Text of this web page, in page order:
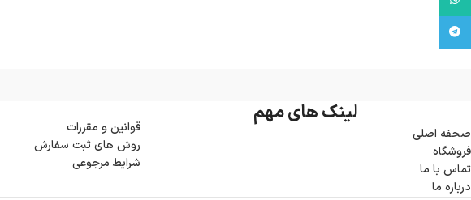
لینک های مهم
صحفه اصلی
فروشگاه
تماس با ما
درباره ما
قوانین و مقررات
روش های ثبت سفارش
شرایط مرجوعی